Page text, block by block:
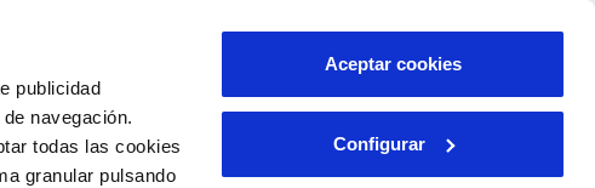
publicidad
navegación.
todas las cookies
granular pulsando
Aceptar cookies
Configurar
APLICABLE
RELACIÓN CON LA